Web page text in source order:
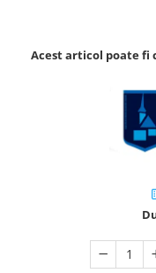
Aparate de respirat
Accesorii pentru
Accesorii de trecere a
Furtunuri si accesorii
Detectoare de gaze
Diverse dispozitive de
Filtre si sorburi
Pulberi de stingere
Acest articol poate fi